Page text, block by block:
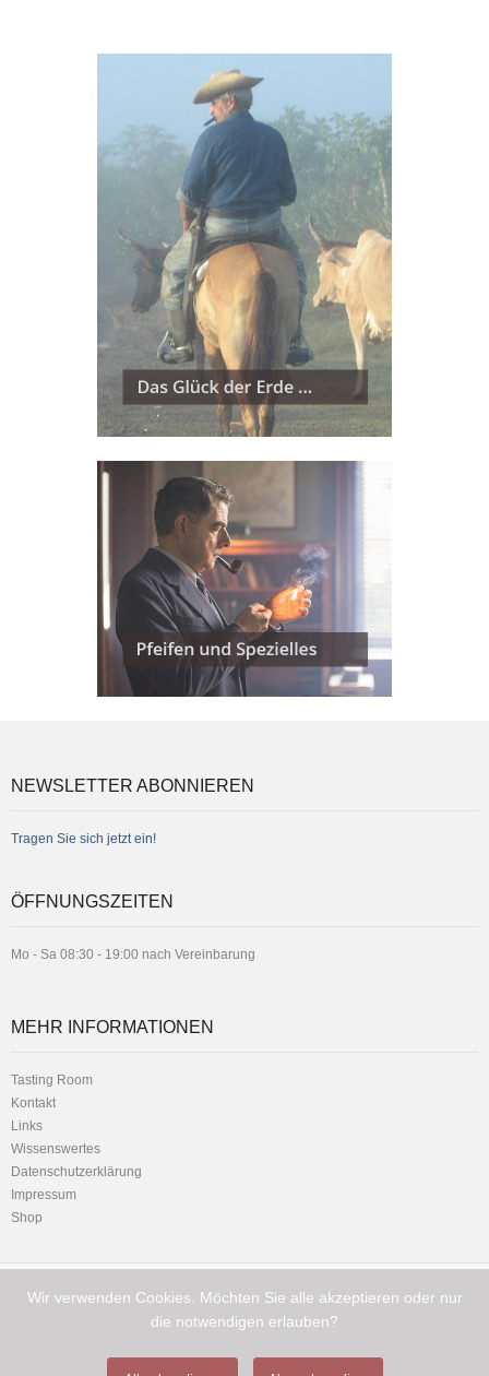
NEWSLETTER ABONNIEREN
Tragen Sie sich jetzt ein!
ÖFFNUNGSZEITEN
Mo - Sa 08:30 - 19:00 nach Vereinbarung
MEHR INFORMATIONEN
Tasting Room
Kontakt
Links
Wissenswertes
Datenschutzerklärung
Impressum
Shop
Telefon:
Hauptstrasse 1 - 8716 Schmerikon
Wir verwenden Cookies. Möchten Sie alle akzeptieren oder nur
die notwendigen erlauben?